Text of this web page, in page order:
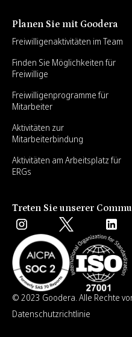
Planen Sie mit Goodera
Freiwilligenaktivitäten im Team
Finden Sie Möglichkeiten für
Freiwillige
Freiwilligenprogramme für
Mitarbeiter
Aktivitäten zur
Mitarbeiterbindung
Aktivitäten am Arbeitsplatz für
ERGs
Treten Sie unserer
© 2023 Goodera. Alle Rechte
Datenschutzrichtlinie